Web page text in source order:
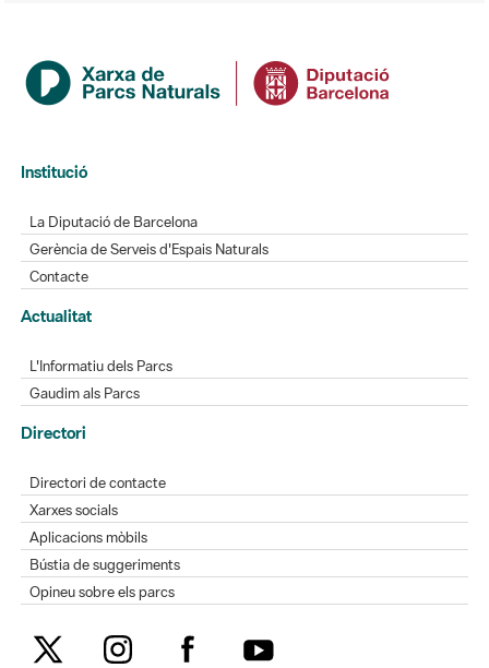
Institució
La Diputació de Barcelona
Gerència de Serveis d'Espais Naturals
Contacte
Actualitat
L'Informatiu dels Parcs
Gaudim als Parcs
Directori
Directori de contacte
Xarxes socials
Aplicacions mòbils
Bústia de suggeriments
Opineu sobre els parcs